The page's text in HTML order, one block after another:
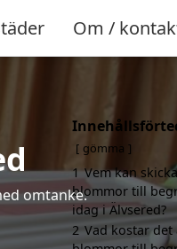
Om /
omtanke.
gömma
1 Vem kan skicka
blommor till
idag i Älvsered?
2 Vad kostar det